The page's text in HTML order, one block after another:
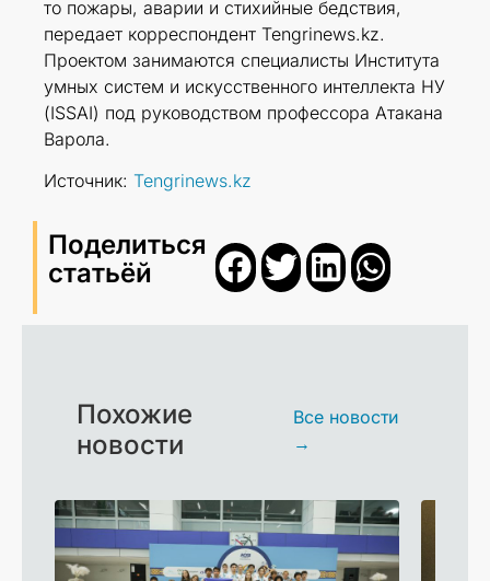
то пожары, аварии и стихийные бедствия,
передает корреспондент Tengrinews.kz.
Проектом занимаются специалисты Института
умных систем и искусственного интеллекта НУ
(ISSAI) под руководством профессора Атакана
Варола.
Источник: Tengrinews.kz
Поделиться
статьёй
Похожие
новости
Все новости
→